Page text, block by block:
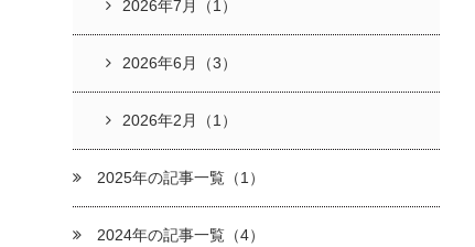
2026年7月（1）
2026年6月（3）
2026年2月（1）
2025年の記事一覧（1）
2024年の記事一覧（4）